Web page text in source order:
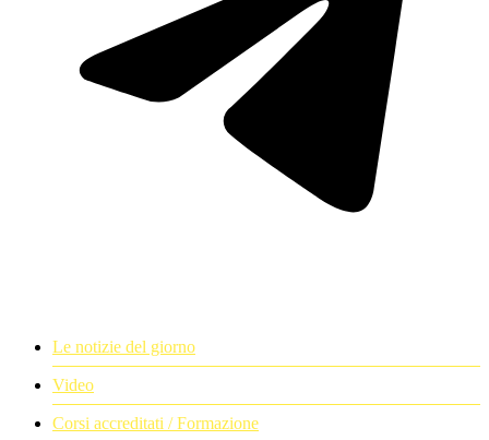
Le notizie del giorno
Video
Corsi accreditati / Formazione